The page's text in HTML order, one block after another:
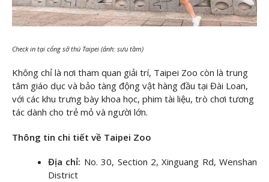
Check in tại cổng sở thú Taipei (ảnh: sưu tầm)
Không chỉ là nơi tham quan giải trí, Taipei Zoo còn là trung
tâm giáo dục và bảo tàng động vật hàng đầu tại Đài Loan,
với các khu trưng bày khoa học, phim tài liệu, trò chơi tương
tác dành cho trẻ mỏ và người lớn.
Thông tin chi tiết về Taipei Zoo
Địa chỉ: No. 30, Section 2, Xinguang Rd, Wenshan
District